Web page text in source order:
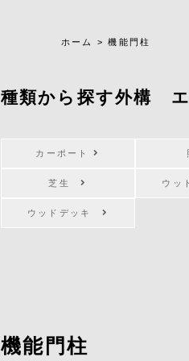
ホーム >機能門柱
種類から探す外構
カーポート
芝生 ウッ
ウッドデッキ
機能門柱